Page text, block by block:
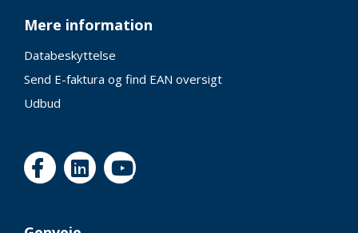
Mere information
Databeskyttelse
Send E-faktura og find EAN oversigt
Udbud